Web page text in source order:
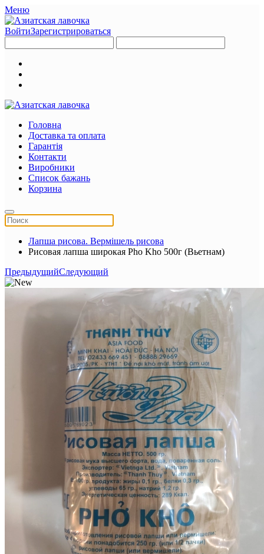
Меню
ВойтиЗарегистрироваться
Головна
Доставка та оплата
Гарантія
Контакти
Виробники
Список бажань
Корзина
Лапша рисова. Вермішель рисова
Рисовая лапша широкая Pho Kho 500г (Вьетнам)
ПредыдущийСледующий